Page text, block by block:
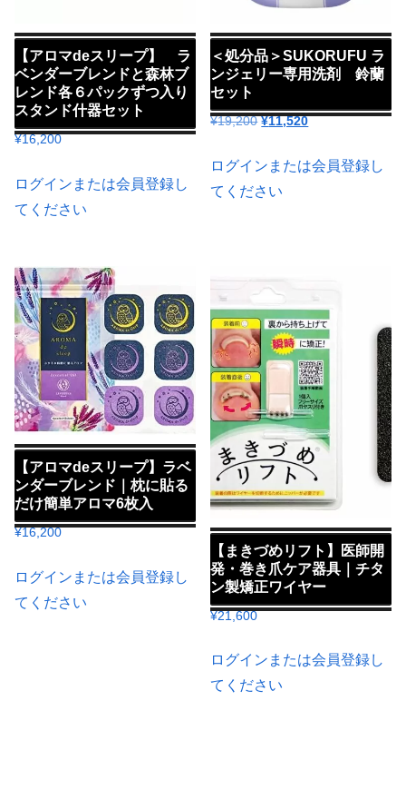
【アロマdeスリープ】 ラ
ベンダーブレンドと森林ブ
レンド各６パックずつ入り
スタンド什器セット
¥16,200
ログインまたは会員登録し
てください
＜処分品＞SUKORUFU ラ
ンジェリー専用洗剤 鈴蘭
セット
¥19,200 元
価
格
た。
¥11,520現
の
ログインまたは会員登録し
てください
【アロマdeスリープ】ラベ
ンダーブレンド｜枕に貼る
だけ簡単アロマ6枚入
¥16,200
ログインまたは会員登録し
てください
【まきづめリフト】医師開
発・巻き爪ケア器具｜チタ
ン製矯正ワイヤー
¥21,600
ログインまたは会員登録し
てください